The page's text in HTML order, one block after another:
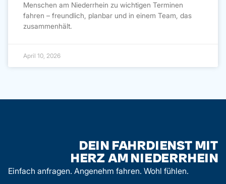
Menschen am Niederrhein zu wichtigen Terminen
fahren – freundlich, planbar und in einem Team, das
zusammenhält.
April 10, 2026
DEIN FAHRDIENST MIT
HERZ AM NIEDERRHEIN
Einfach anfragen. Angenehm fahren. Wohl fühlen.